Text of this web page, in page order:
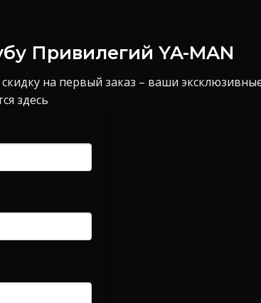
Привилегий YA-MAN
на первый заказ – ваши
здесь